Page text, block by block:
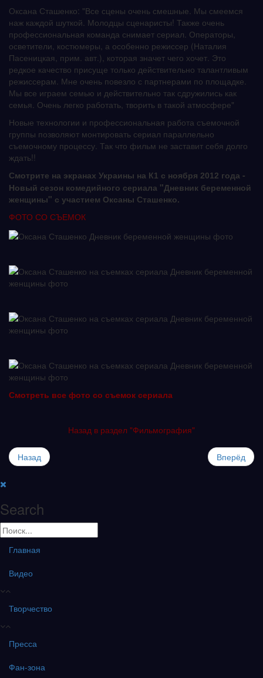
Оксана Сташенко: "Все сцены очень смешные. Мы смеемся
наж каждой шуткой. Молодцы сценаристы! Также очень
профессиональная команда снимает сериал. Операторы,
осветители, костюмеры, а особенно режиссер (Наталия
Пасеницкая, прим. авт.), которая значет чего хочет. Это
редкое качество присуще только действительно талантливым
режиссерам. Мне очень повезло с партнерами по площадке.
Мы все играем семью и действительно так сдружились как
семья. Очень легко работать, творить в такой атмосфере"
Новые технологии и профессиональная работа съемочной
группы позволяют монтировать сериал параллельно
съемочному процессу. Так что фильм не заставит себя долго
ждать!!
Смотрите на экранах Украины на К1 с ноября 2012 года -
Новый сезон комедийного сериала "Дневник беременной
женщины" с участием Оксаны Сташенко.
ФОТО СО СЪЕМОК
Смотреть все фото со съемок сериала
Назад в раздел "Фильмография"
Назад Вперёд
Search
Главная
Видео
Творчество
Пресса
Фан-зона